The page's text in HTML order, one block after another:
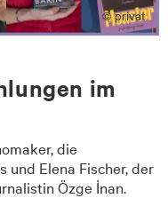
© privat
im
die
und Elena Fischer, der
Özge İnan.